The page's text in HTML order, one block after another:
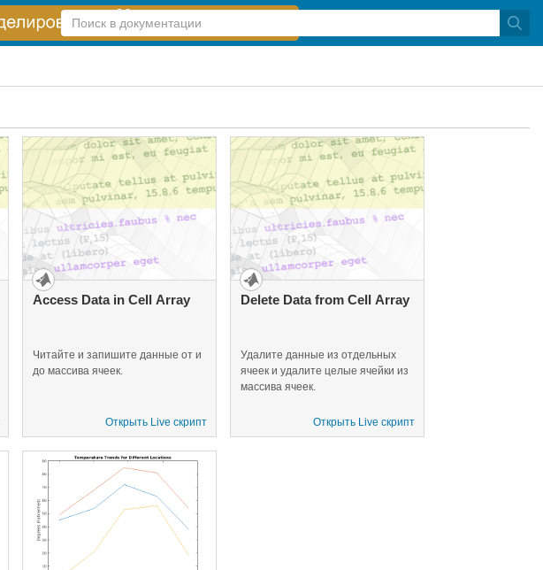
Справка
по
Access Data in Cell Array
Читайте и запишите данные от и
до массива ячеек.
Открыть Live скрипт
Delete Data from Cell Array
Удалите данные из отдельных
ячеек и удалите целые ячейки из
массива ячеек.
Открыть Live скрипт